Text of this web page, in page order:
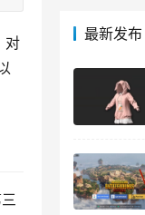
对
最新发布